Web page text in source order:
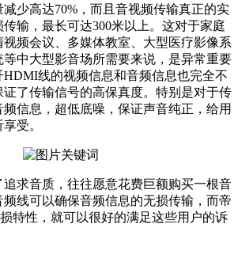
少高达70%，而且音视频传输真正的实
输，最长可达300米以上。这对于家庭
频会议、多媒体教室、大型医疗影像系
中大型影音场所需要来说，是异常重要
HDMI线的视频信息和音频信息也完全不
了传输信号的高保真度。特别是对于传
信息，超低底噪，保证声音纯正，给用
受。
求音质，往往愿意花费巨额购买一根音
线可以确保音频信息的无损传输，而帝
特性，就可以很好的满足这些用户的诉